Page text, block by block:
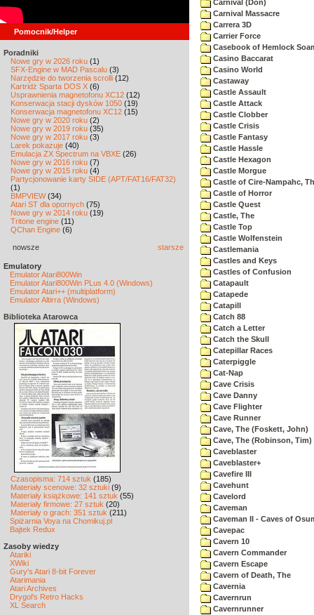
Pomocnik/Helper
Poradniki
Nowe gry w 2026 roku (1)
SFX-Engine w MAD Pascalu (3)
Narzędzie do tworzenia scrolli (12)
Kartridż Sparta DOS X (6)
Usprawnienia magnetofonu XC12 (12)
Konserwacja stacji dysków 1050 (19)
Konserwacja magnetofonu XC12 (15)
Nowe gry w 2020 roku (2)
Nowe gry w 2019 roku (35)
Nowe gry w 2017 roku (3)
Larek pokazuje (40)
Emulacja ZX Spectrum na VBXE (26)
Nowe gry w 2016 roku (7)
Nowe gry w 2015 roku (4)
Partycjonowanie karty SIDE (APT/FAT16/FAT32)
(1)
BMPVIEW(34)
Atari ST dla opornych (75)
Nowe gry w 2014 roku (19)
Tritone engine (11)
QChan Engine (6)
nowsze starsze
Emulatory
Emulator Atari800Win
Emulator Atari800Win PLus 4.0 (Windows)
Emulator Atari++ (multiplatform)
Emulator Altirra (Windows)
Biblioteka Atarowca
Czasopisma: 714 sztuk (185)
Materiały scenowe: 32 sztuki (9)
Materiały książkowe: 141 sztuk (55)
Materiały firmowe: 27 sztuk (20)
Materiały o grach: 351 sztuk (211)
Spiżarnia Voya na Chomikuj.pl
Bajtek Redux
Zasoby wiedzy
Atariki
XWiki
Gury's Atari 8-bit Forever
Atarimania
Atari Archives
Drygol's Retro Hacks
XL Search
Carnival (Don)
Carnival Massacre
Carrera 3D
Carrier Force
Casebook of Hemlock
Casino Baccarat
Casino World
Castaway
Castle Assault
Castle Attack
Castle Clobber
Castle Crisis
Castle Fantasy
Castle Hassle
Castle Hexagon
Castle Morgue
Castle of Cire-Nampahc,
Castle of Horror
Castle Quest
Castle, The
Castle Top
Castle Wolfenstein
Castlemania
Castles and Keys
Castles of Confusion
Catapault
Catapede
Catapill
Catch 88
Catch a Letter
Catch the Skull
Catepillar Races
Caterpiggle
Cat-Nap
Cave Crisis
Cave Danny
Cave Flighter
Cave Runner
Cave, The (Foskett, John)
Cave, The (Robinson, Tim)
Caveblaster
Caveblaster+
Cavefire III
Cavehunt
Cavelord
Caveman
Caveman II - Caves of
Cavepac
Cavern 10
Cavern Commander
Cavern Escape
Cavern of Death, The
Cavernia
Cavernrun
Cavernrunner